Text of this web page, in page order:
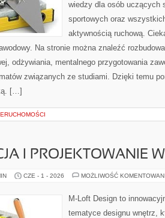
wiedzy dla osób uczących
sportowych oraz
aktywnością ruchową.
Na stronie można znaleźć
odżywiania, mentalnego przygotowania
związanych ze studiami. Dzięki temu
[…]
I PROJEKTOWANIE
CZE - 1 - 2026 MOŻLIWOŚĆ
M-Loft Design to
tematyce designu wnętrz,